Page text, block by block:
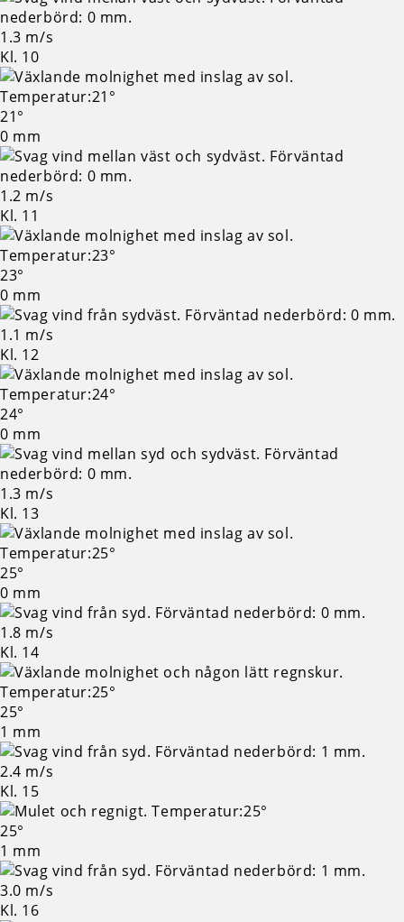
1.3 m/s
Kl. 10
21°
0 mm
1.2 m/s
Kl. 11
23°
0 mm
1.1 m/s
Kl. 12
24°
0 mm
1.3 m/s
Kl. 13
25°
0 mm
1.8 m/s
Kl. 14
25°
1 mm
2.4 m/s
Kl. 15
25°
1 mm
3.0 m/s
Kl. 16